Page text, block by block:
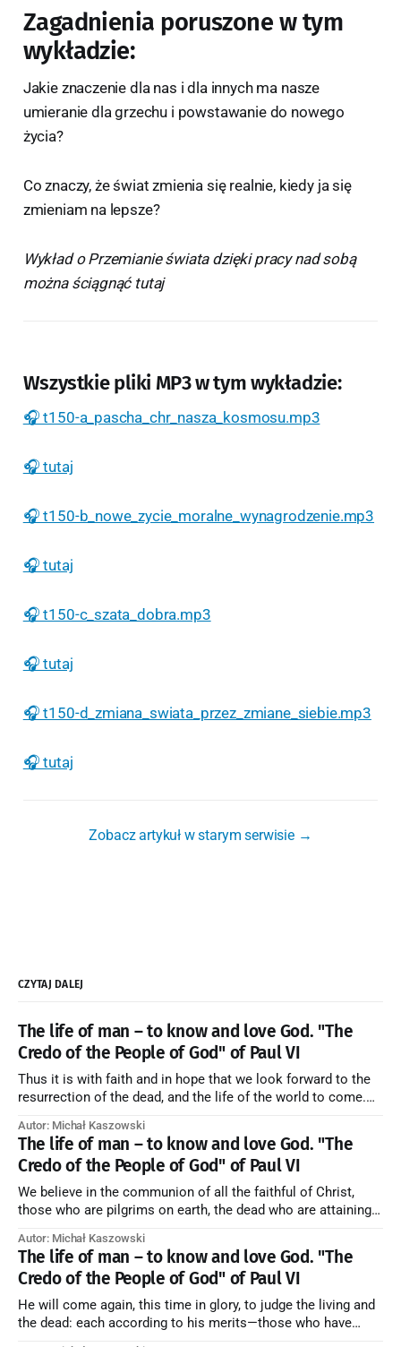
Zagadnienia poruszone w tym
wykładzie:
Jakie znaczenie dla nas i dla innych ma nasze
umieranie dla grzechu i powstawanie do nowego
życia?
Co znaczy, że świat zmienia się realnie, kiedy ja się
zmieniam na lepsze?
Wykład o Przemianie świata dzięki pracy nad sobą
można ściągnąć tutaj
Wszystkie pliki MP3 w tym wykładzie:
🎧 t150-a_pascha_chr_nasza_kosmosu.mp3
🎧 tutaj
🎧 t150-b_nowe_zycie_moralne_wynagrodzenie.mp3
🎧 tutaj
🎧 t150-c_szata_dobra.mp3
🎧 tutaj
🎧 t150-d_zmiana_swiata_przez_zmiane_siebie.mp3
🎧 tutaj
Zobacz artykuł w starym serwisie →
CZYTAJ DALEJ
The life of man – to know and love God. "The
Credo of the People of God" of Paul VI
Thus it is with faith and in hope that we look forward to the
resurrection of the dead, and the life of the world to come.
artykuł w starym serwisie →
Autor: Michał Kaszowski
The life of man – to know and love God. "The
Credo of the People of God" of Paul VI
We believe in the communion of all the faithful of Christ,
those who are pilgrims on earth, the dead who are attaining
forming one Church; and we believe that in this communion
the merciful love of God and His saints is
Autor: Michał Kaszowski
The life of man – to know and love God. "The
Credo of the People of God" of Paul VI
He will come again, this time in glory, to judge the living and
the dead: each according to his merits—those who have